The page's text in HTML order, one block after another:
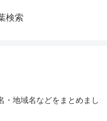
検索
・地域名などをまとめまし